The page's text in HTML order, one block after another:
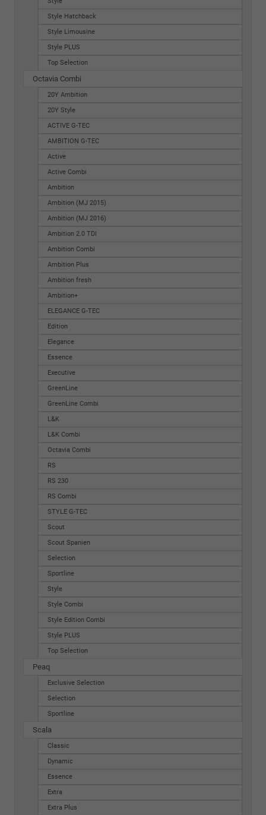
Style Hatchback
Style Limousine
Style PLUS
Top Selection
Octavia Combi
20Y Ambition
20Y Style
ACTIVE G-TEC
AMBITION G-TEC
Active
Active Combi
Ambition
Ambition (MJ 2015)
Ambition (MJ 2016)
Ambition 2.0 TDI
Ambition Combi
Ambition Plus
Ambition fresh
Ambition+
ELEGANCE G-TEC
Edition
Elegance
Essence
Executive
GreenLine
GreenLine Combi
L&K
L&K Combi
Octavia Combi
RS
RS 230
RS Combi
STYLE G-TEC
Scout
Scout Spanien
Selection
Sportline
Style
Style Combi
Style Edition Combi
Style PLUS
Top Selection
Peaq
Exclusive Selection
Selection
Sportline
Scala
Classic
Dynamic
Essence
Extra
Extra Plus